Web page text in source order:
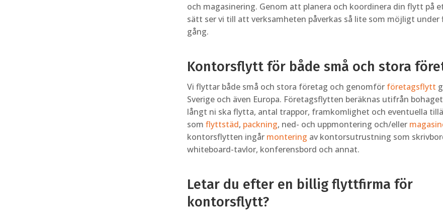
och magasinering. Genom att planera och koordinera din flytt på
sätt ser vi till att verksamheten påverkas så lite som möjligt under
gång.
Kontorsflytt för både små och stora
Vi flyttar både små och stora företag och genomför företagsflytt
Sverige och även Europa. Företagsflytten beräknas utifrån
långt ni ska flytta, antal trappor, framkomlighet och eventuella
som flyttstäd, packning, ned- och uppmontering och/eller
kontorsflytten ingår montering av kontorsutrustning som
whiteboard-tavlor, konferensbord och annat.
Letar du efter en billig flyttfirma för
kontorsflytt?